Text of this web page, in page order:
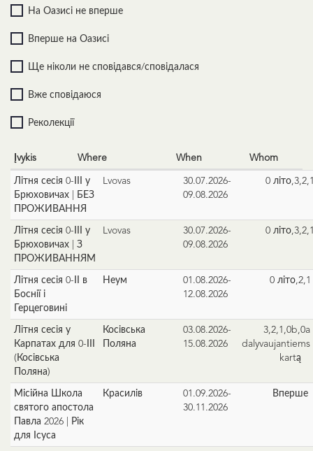
На Оазисі не вперше
Вперше на Оазисі
Ще ніколи не сповідався/сповідалася
Вже сповідаюся
Реколекції
Įvykis Where When Whom
Літня сесія 0-ІІІ у
Брюховичах | БЕЗ
ПРОЖИВАННЯ
Lvovas
30.07.2026-
09.08.2026
0
Літня сесія 0-ІІІ у
Брюховичах | З
ПРОЖИВАННЯМ
Lvovas
30.07.2026-
09.08.2026
0
Літня сесія 0-ІІ в
Боснії і
Герцеговині
Неум
01.08.2026-
12.08.2026
0 літо,2,1
Літня сесія у
Карпатах для 0-ІІІ
(Косівська
Поляна)
Косівська
Поляна
03.08.2026-
15.08.2026
3,2,1,0b,0a
kartą
Місійна Школа
святого апостола
Павла 2026 | Рік
для Ісуса
Красилів
01.09.2026-
30.11.2026
Вперше